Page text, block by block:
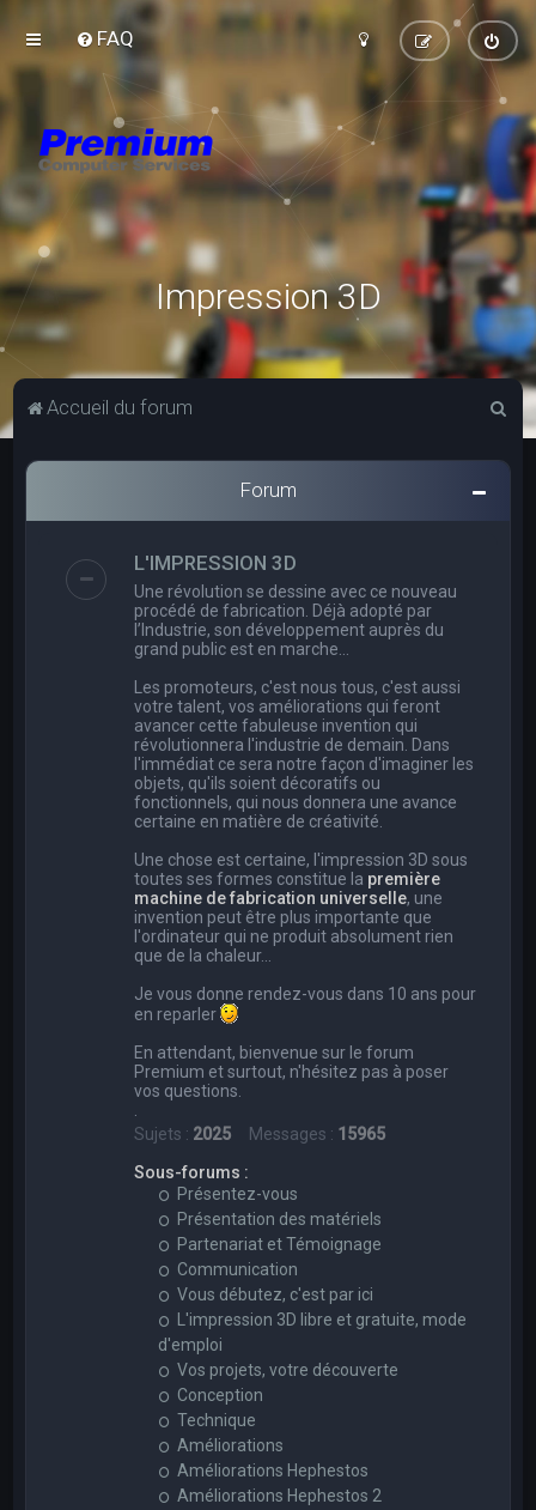
FAQ
Impression 3D
Accueil du forum
c
Forum
L'IMPRESSION 3D
Une révolution se dessine avec ce nouveau
procédé de fabrication. Déjà adopté par
l’Industrie, son développement auprès du
grand public est en marche…
Les promoteurs, c'est nous tous, c'est aussi
votre talent, vos améliorations qui feront
avancer cette fabuleuse invention qui
révolutionnera l'industrie de demain. Dans
l'immédiat ce sera notre façon d'imaginer les
objets, qu'ils soient décoratifs ou
fonctionnels, qui nous donnera une avance
certaine en matière de créativité.
Une chose est certaine, l'impression 3D sous
toutes ses formes constitue la première
machine de fabrication universelle, une
invention peut être plus importante que
l'ordinateur qui ne produit absolument rien
que de la chaleur...
Je vous donne rendez-vous dans 10 ans pour
en reparler
En attendant, bienvenue sur le forum
Premium et surtout, n'hésitez pas à poser
vos questions.
Sujets : 2025 Messages : 15965
Sous-forums :
Présentez-vous
Présentation des matériels
Partenariat et Témoignage
Communication
Vous débutez, c'est par ici
L'impression 3D libre et gratuite, mode
d'emploi
Vos projets, votre découverte
Conception
Technique
Améliorations
Améliorations Hephestos
Améliorations Hephestos 2